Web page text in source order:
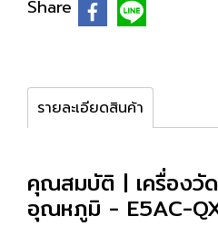
Share
รายละเอียดสินค้า
คุณสมบัติ | เครื่องวั
อุณหภูมิ - E5AC-